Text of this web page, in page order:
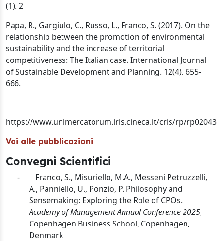
(1). 2
Papa, R., Gargiulo, C., Russo, L., Franco, S. (2017). On the
relationship between the promotion of environmental
sustainability and the increase of territorial
competitiveness: The Italian case. International Journal
of Sustainable Development and Planning. 12(4), 655-
666.
https://www.unimercatorum.iris.cineca.it/cris/rp/rp02043
Vai alle pubblicazioni
Convegni Scientifici
-
Franco, S., Misuriello, M.A., Messeni Petruzzelli,
A., Panniello, U., Ponzio, P. Philosophy and
Sensemaking: Exploring the Role of CPOs.
Academy of Management Annual Conference 2025,
Copenhagen Business School, Copenhagen,
Denmark